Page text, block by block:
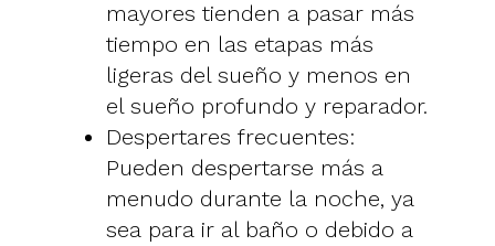
mayores tienden a pasar más
tiempo en las etapas más
ligeras del sueño y menos en
el sueño profundo y reparador.
Despertares frecuentes:
Pueden despertarse más a
menudo durante la noche, ya
sea para ir al baño o debido a